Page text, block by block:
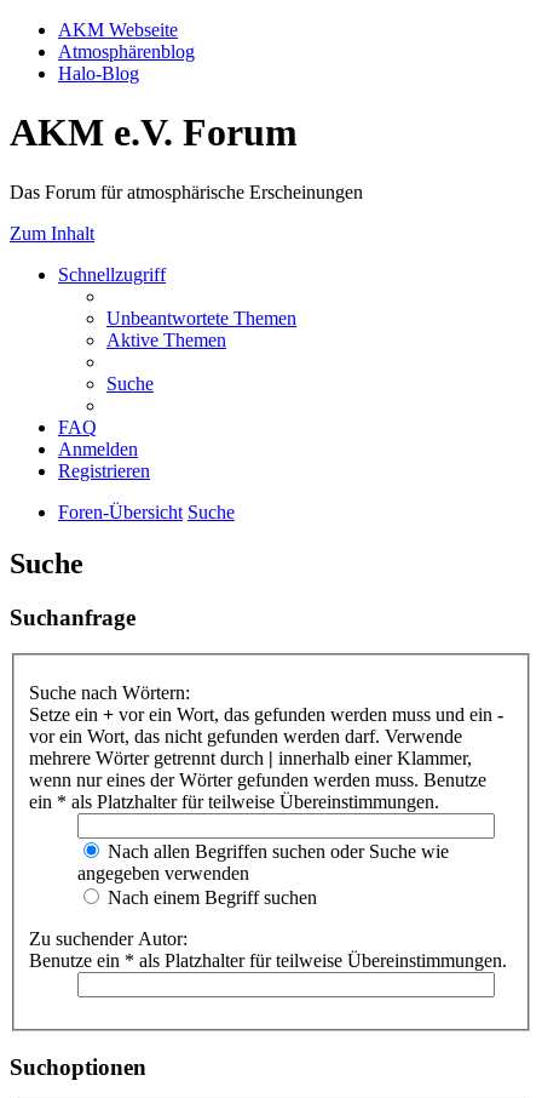
AKM Webseite
Atmosphärenblog
Halo-Blog
AKM e.V. Forum
Das Forum für atmosphärische Erscheinungen
Zum Inhalt
Schnellzugriff
Unbeantwortete Themen
Aktive Themen
Suche
FAQ
Anmelden
Registrieren
Foren-Übersicht Suche
Suche
Suchanfrage
Suche nach Wörtern:
Setze ein + vor ein Wort, das gefunden werden muss und ein -
vor ein Wort, das nicht gefunden werden darf. Verwende
mehrere Wörter getrennt durch | innerhalb einer Klammer,
wenn nur eines der Wörter gefunden werden muss. Benutze
ein * als Platzhalter für teilweise Übereinstimmungen.
Nach allen Begriffen suchen oder Suche wie
angegeben verwenden
Nach einem Begriff suchen
Zu suchender Autor:
Benutze ein * als Platzhalter für teilweise Übereinstimmungen.
Suchoptionen